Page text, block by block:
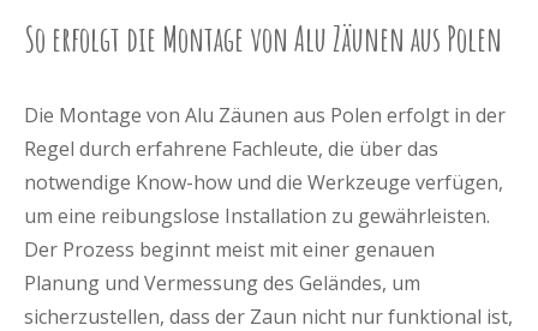
So erfolgt die Montage von Alu Zäunen aus Polen
Die Montage von Alu Zäunen aus Polen erfolgt in der
Regel durch erfahrene Fachleute, die über das
notwendige Know-how und die Werkzeuge verfügen,
um eine reibungslose Installation zu gewährleisten.
Der Prozess beginnt meist mit einer genauen
Planung und Vermessung des Geländes, um
sicherzustellen, dass der Zaun nicht nur funktional ist,